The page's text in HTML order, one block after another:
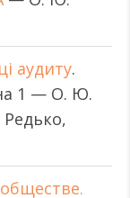
аудиту.
1 — О. Ю.